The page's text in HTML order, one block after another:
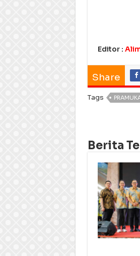
Editor :
Share
Tags
Berita